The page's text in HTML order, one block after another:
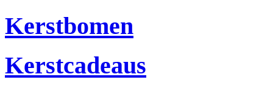
Kerstbomen
Kerstcadeaus